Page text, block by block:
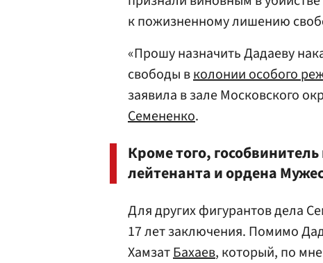
к пожизненному лишению
«Прошу назначить Дадаеву
свободы вколонии особого
заявила в зале Московского
Семененко.
Кроме того,
лейтенанта и ордена
Для других фигурантов дела
17 лет заключения. Помимо
ХамзатБахаев, который, по